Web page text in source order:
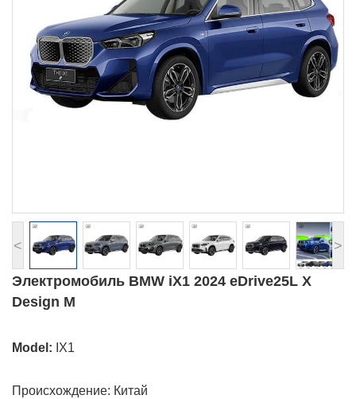
< >
Электромобиль BMW iX1 2024 eDrive25L X
Design M
Model: IX1
Происхождение: Китай